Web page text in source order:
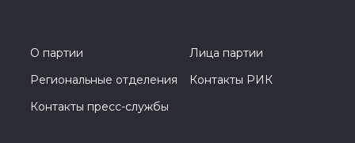
О партии
Лица партии
Региональные отделения
Контакты РИК
Контакты пресс-службы